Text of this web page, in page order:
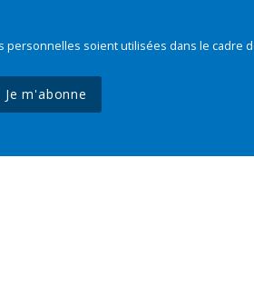
personnelles soient utilisées dans le cadre
Je m'abonne